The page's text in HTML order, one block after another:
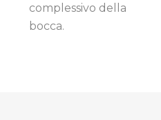
complessivo della
bocca.